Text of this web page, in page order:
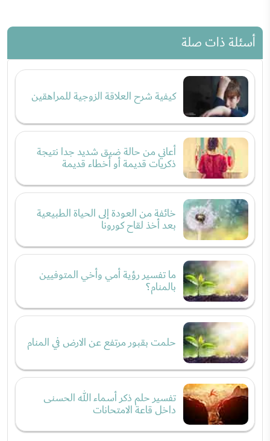
أسئلة ذات صلة
كيفية شرح العلاقة الزوجية للمراهقين
أعاني من حالة ضيق شديد جدا نتيجة
ذكريات قديمة أو أخطاء قديمة
خائفة من العودة إلى الحياة الطبيعية
بعد أخذ لقاح كورونا
ما تفسير رؤية أمي وأخي المتوفيين
بالمنام؟
حلمت بقبور مرتفع عن الارض في المنام
تفسير حلم ذكر أسماء الله الحسنى
داخل قاعة الامتحانات